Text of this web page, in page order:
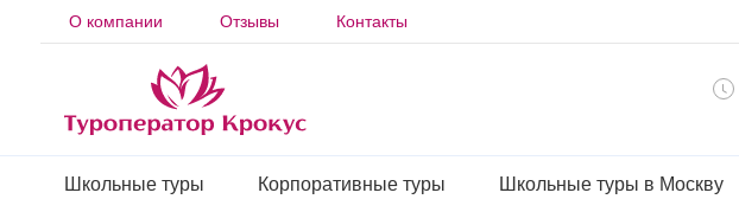
О компании Отзывы Контакты
Школьные туры Корпоративные туры Школьные туры в Москву